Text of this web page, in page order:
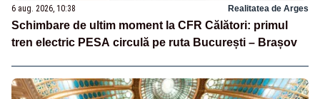
6 aug. 2026, 10:38 Realitatea de Arges
Schimbare de ultim moment la CFR Călători: primul
tren electric PESA circulă pe ruta București – Brașov